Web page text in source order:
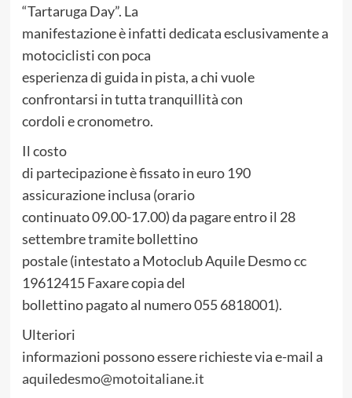
“Tartaruga Day”. La
manifestazione è infatti dedicata esclusivamente a
motociclisti con poca
esperienza di guida in pista, a chi vuole
confrontarsi in tutta tranquillità con
cordoli e cronometro.
Il costo
di partecipazione è fissato in euro 190
assicurazione inclusa (orario
continuato 09.00-17.00) da pagare entro il 28
settembre tramite bollettino
postale (intestato a Motoclub Aquile Desmo cc
19612415 Faxare copia del
bollettino pagato al numero 055 6818001).
Ulteriori
informazioni possono essere richieste via e-mail a
aquiledesmo@motoitaliane.it